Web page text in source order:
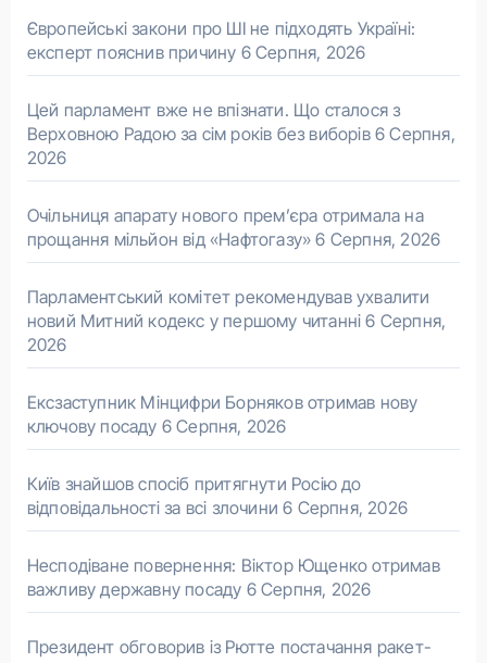
Європейські закони про ШІ не підходять Україні:
експерт пояснив причину 6 Серпня, 2026
Цей парламент вже не впізнати. Що сталося з
Верховною Радою за сім років без виборів 6 Серпня,
2026
Очільниця апарату нового прем’єра отримала на
прощання мільйон від «Нафтогазу» 6 Серпня, 2026
Парламентський комітет рекомендував ухвалити
новий Митний кодекс у першому читанні 6 Серпня,
2026
Ексзаступник Мінцифри Борняков отримав нову
ключову посаду 6 Серпня, 2026
Київ знайшов спосіб притягнути Росію до
відповідальності за всі злочини 6 Серпня, 2026
Несподіване повернення: Віктор Ющенко отримав
важливу державну посаду 6 Серпня, 2026
Президент обговорив із Рютте постачання ракет-